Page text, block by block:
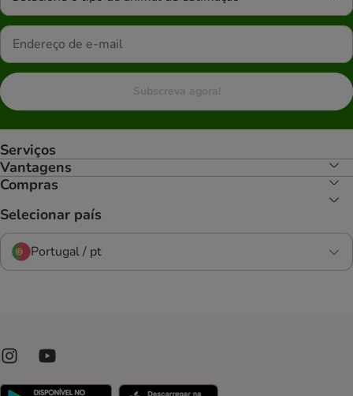
Subscreva agora!
Serviços
Vantagens
Compras
Selecionar país
Portugal / pt